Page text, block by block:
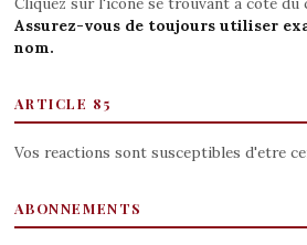
Assurez-vous de toujours utiliser
nom.
ARTICLE 85
Vos reactions sont susceptibles d'etre
ABONNEMENTS